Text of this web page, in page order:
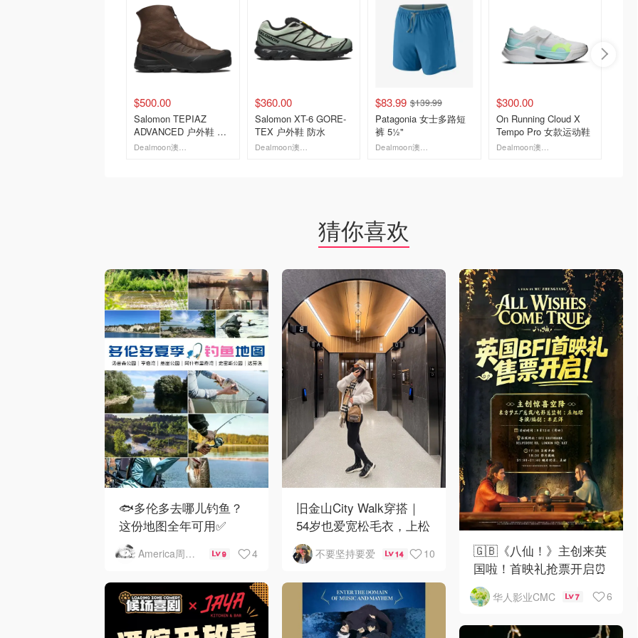
$500.00
Salomon TEPIAZ
ADVANCED 户外鞋 新
品
$360.00
Salomon XT-6 GORE-
TEX 户外鞋 防水
$83.99 $139.99
Patagonia 女士多路短
裤 5½"
$300.00
On Running Cloud X
Tempo Pro 女款运动鞋
猜你喜欢
🐟多伦多去哪儿钓鱼？
这份地图全年可用✅
America周末快讯 9 4
旧金山City Walk穿搭｜
54岁也爱宽松毛衣，上松
下紧真的很救比例
不要坚持要爱 14 10
🇬🇧《八仙！》主创来英
国啦！首映礼抢票开启⏰
华人影业CMC 7 6